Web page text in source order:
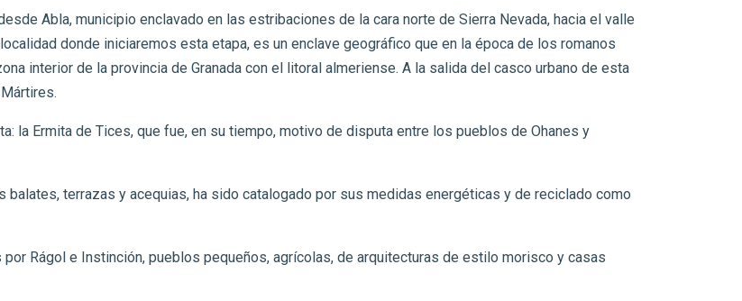
Abla, municipio enclavado en las estribaciones de la cara norte de Sierra Nevada, hacia el valle
donde iniciaremos esta etapa, es un enclave geográfico que en la época de los romanos
interior de la provincia de Granada con el litoral almeriense. A la salida del casco urbano de esta
la Ermita de Tices, que fue, en su tiempo, motivo de disputa entre los pueblos de Ohanes y
terrazas y acequias, ha sido catalogado por sus medidas energéticas y de reciclado como
Rágol e Instinción, pueblos pequeños, agrícolas, de arquitecturas de estilo morisco y casas